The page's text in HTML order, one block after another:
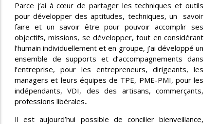
Parce j’ai à cœur de partager les techniques et outils
pour développer des aptitudes, techniques, un savoir
faire et un savoir être pour pouvoir accomplir ses
objectifs, missions, se développer, tout en considérant
l’humain individuellement et en groupe, j’ai développé un
ensemble de supports et d’accompagnements dans
l’entreprise, pour les entrepreneurs, dirigeants, les
managers et leurs équipes de TPE, PME-PMI, pour les
indépendants, VDI, des des artisans, commerçants,
professions libérales..
Il est aujourd’hui possible de concilier bienveillance,